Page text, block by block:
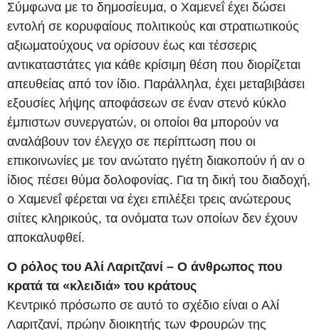
Σύμφωνα με το δημοσίευμα, ο Χαμενεΐ έχει δώσει
εντολή σε κορυφαίους πολιτικούς και στρατιωτικούς
αξιωματούχους να ορίσουν έως και τέσσερις
αντικαταστάτες για κάθε κρίσιμη θέση που διορίζεται
απευθείας από τον ίδιο. Παράλληλα, έχει μεταβιβάσει
εξουσίες λήψης αποφάσεων σε έναν στενό κύκλο
έμπιστων συνεργατών, οι οποίοι θα μπορούν να
αναλάβουν τον έλεγχο σε περίπτωση που οι
επικοινωνίες με τον ανώτατο ηγέτη διακοπούν ή αν ο
ίδιος πέσει θύμα δολοφονίας. Για τη δική του διαδοχή,
ο Χαμενεΐ φέρεται να έχει επιλέξει τρεις ανώτερους
σιίτες κληρικούς, τα ονόματα των οποίων δεν έχουν
αποκαλυφθεί.
Ο ρόλος του Αλί Λαριτζανί – Ο άνθρωπος που
κρατά τα «κλειδιά» του κράτους
Κεντρικό πρόσωπο σε αυτό το σχέδιο είναι ο Αλί
Λαριτζανί, πρώην διοικητής των Φρουρών της